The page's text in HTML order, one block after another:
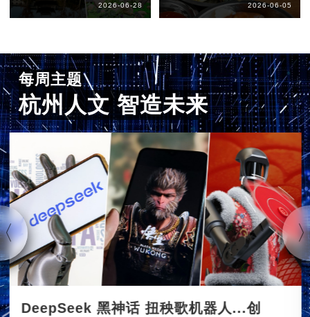
2026-06-28 2026-06-05
每周主题
杭州人文 智造未来
DeepSeek 黑神话 扭秧歌机器人...创